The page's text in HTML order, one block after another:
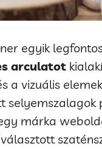
egyik
arculatot
a vizuális
selyemszalagok
márka